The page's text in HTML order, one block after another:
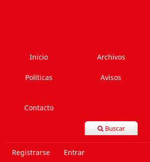
Inicio Archivos
Políticas Avisos
Contacto
Buscar
Registrarse Entrar